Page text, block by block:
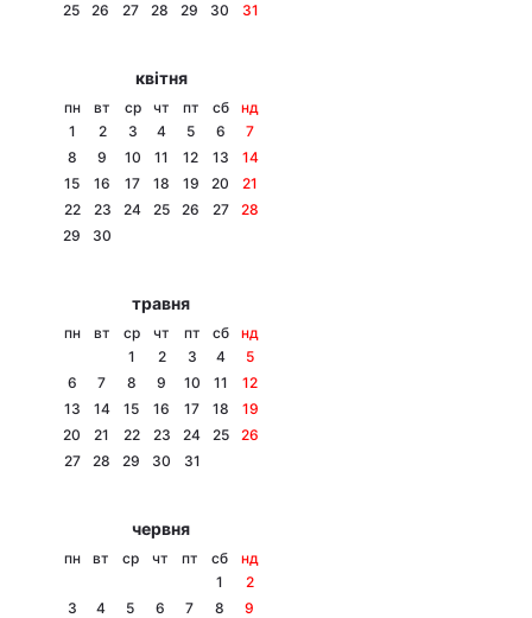
Головна
Економіка
Спорт
Техно і зв'язок
Цікавинки
25
26 27 28 29 30 31
квітня
пн вт ср чт пт сб
нд
1
2 3 4 5 6
7
8
9 10 11 12 13
14
15
16 17 18 19 20
21
22
23 24 25 26 27
28
29
30
травня
пн вт ср чт пт сб
нд
1
2 3 4
5
6
7 8 9 10 11
12
13
14 15 16 17 18
19
20
21 22 23 24 25
26
27
28 29 30 31
червня
пн вт ср чт пт сб
нд
1
2
3
4 5 6 7 8
9